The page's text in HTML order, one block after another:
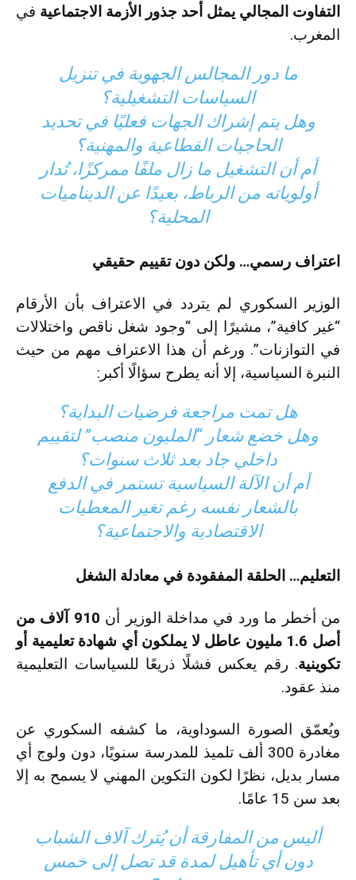
التفاوت المجالي يمثل أحد جذور الأزمة الاجتماعية في
المغرب.
ما دور المجالس الجهوية في تنزيل
السياسات التشغيلية؟
وهل يتم إشراك الجهات فعليًا في تحديد
الحاجيات القطاعية والمهنية؟
أم أن التشغيل ما زال ملفًا ممركزًا، تُدار
أولوياته من الرباط، بعيدًا عن الديناميات
المحلية؟
اعتراف رسمي… ولكن دون تقييم حقيقي
الوزير السكوري لم يتردد في الاعتراف بأن الأرقام
“غير كافية”، مشيرًا إلى “وجود شغل ناقص واختلالات
في التوازنات”. ورغم أن هذا الاعتراف مهم من حيث
النبرة السياسية، إلا أنه يطرح سؤالًا أكبر:
هل تمت مراجعة فرضيات البداية؟
وهل خضع شعار “المليون منصب” لتقييم
داخلي جاد بعد ثلاث سنوات؟
أم أن الآلة السياسية تستمر في الدفع
بالشعار نفسه رغم تغير المعطيات
الاقتصادية والاجتماعية؟
التعليم… الحلقة المفقودة في معادلة الشغل
من أخطر ما ورد في مداخلة الوزير أن
910 آلاف من
أصل 1.6 مليون عاطل لا يملكون أي شهادة تعليمية أو
تكوينية. رقم يعكس فشلًا ذريعًا للسياسات التعليمية
منذ عقود.
ويُعمّق الصورة السوداوية، ما كشفه السكوري عن
مغادرة 300 ألف تلميذ للمدرسة سنويًا، دون ولوج أي
مسار بديل، نظرًا لكون التكوين المهني لا يسمح به إلا
بعد سن 15 عامًا.
أليس من المفارقة أن يُترك آلاف الشباب
دون أي تأهيل لمدة قد تصل إلى خمس